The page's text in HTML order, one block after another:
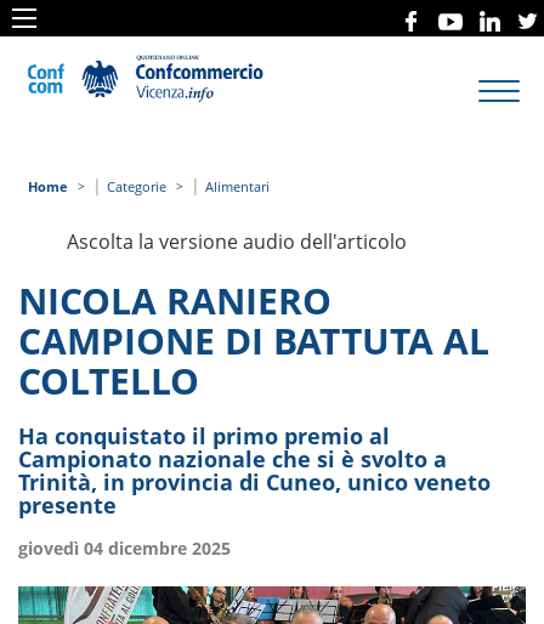
Home | Categorie | Alimentari
Ascolta la versione audio dell'articolo
NICOLA RANIERO
CAMPIONE DI BATTUTA AL
COLTELLO
Ha conquistato il primo premio al
Campionato nazionale che si è svolto a
Trinità, in provincia di Cuneo, unico veneto
presente
giovedì 04 dicembre 2025